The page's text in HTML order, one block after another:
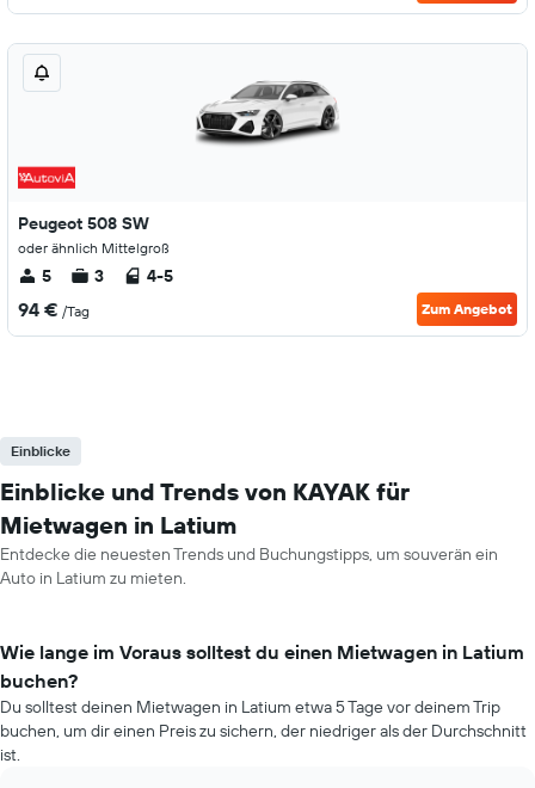
Peugeot 508 SW
oder ähnlich Mittelgroß
5 3 4-5
94 € /Tag Zum Angebot
Einblicke
Einblicke und Trends von KAYAK für
Mietwagen in Latium
Entdecke die neuesten Trends und Buchungstipps, um souverän ein
Auto in Latium zu mieten.
Wie lange im Voraus solltest du einen Mietwagen in Latium
buchen?
Du solltest deinen Mietwagen in Latium etwa 5 Tage vor deinem Trip
buchen, um dir einen Preis zu sichern, der niedriger als der Durchschnitt
ist.